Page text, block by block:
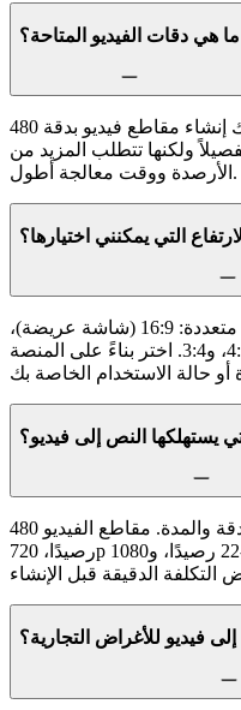
ما هي دقات الفيديو المتاحة؟
يمكنك إنشاء مقاطع فيديو بدقة 480p أو 720p أو 1080p. الدقات
ولكنها تتطلب المزيد من
الأرصدة ووقت معالجة أطول.
التي يمكنني اختيارها؟
النص إلى فيديو يدعم نسب عرض متعددة: 16:9 (شاشة عريضة)،
9:16 (عمودي/موبايل)، 1:1 (مربع)، 4:3، و3:4. اختر بناءً على المنصة
يستهلكها النص إلى فيديو؟
تعتمد الأرصدة على الدقة والمدة. مقاطع الفيديو 480p تكلف 10-15
رصيدًا، 720p تكلف 15-22 رصيدًا، و1080p تكلف 20-30 رصيدًا. يتم
فيديو للأغراض التجارية؟